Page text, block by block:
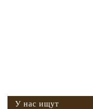
У нас ищут